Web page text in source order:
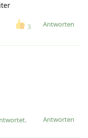
3 Antworten
Antworten